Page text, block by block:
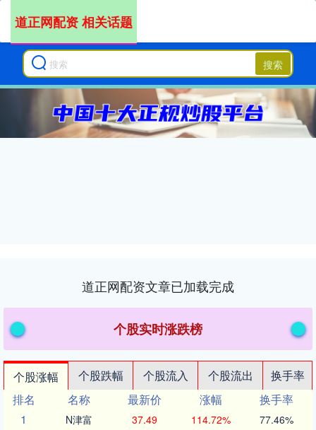
搜索
道正网配资 相关话题
道正网配资文章已加载完成
个股实时涨跌榜
个股涨幅 个股跌幅 个股流入 个股流出
换手率
排名
名称 最新价 涨幅
换手率
1
N津富 37.49 114.72% 77.46%